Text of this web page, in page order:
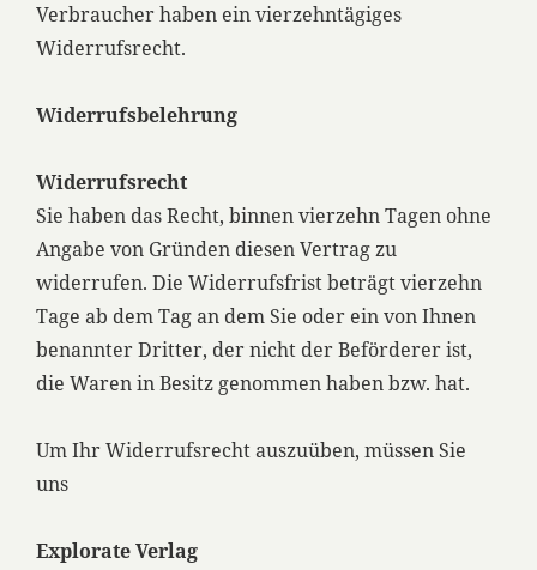
Verbraucher haben ein vierzehntägiges
Widerrufsrecht.
Widerrufsbelehrung
Widerrufsrecht
Sie haben das Recht, binnen vierzehn Tagen ohne
Angabe von Gründen diesen Vertrag zu
widerrufen. Die Widerrufsfrist beträgt vierzehn
Tage ab dem Tag an dem Sie oder ein von Ihnen
benannter Dritter, der nicht der Beförderer ist,
die Waren in Besitz genommen haben bzw. hat.
Um Ihr Widerrufsrecht auszuüben, müssen Sie
uns
Explorate Verlag